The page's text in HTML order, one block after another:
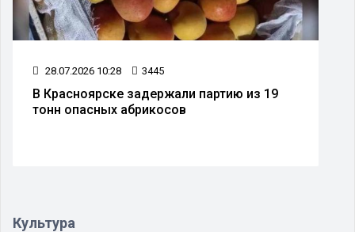
28.07.2026 10:28 3445
В Красноярске задержали партию из 19
тонн опасных абрикосов
Культура